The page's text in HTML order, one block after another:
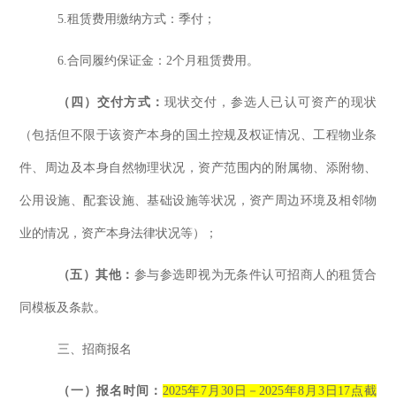
5.租赁费用缴纳方式： 季付 ；
6.合同履约保证金： 2个月租赁费用 。
（ 四 ）交付方式： 现状交付，参选 人已认可资产的现状
（包括但不限于该资产本身的国土控规及权证情况、工程物业条
件、周边及本身自然物理状况，资产范围内的附属物、添附物、
公用设施、配套设施、基础设施等状况，资产周边环境及相邻物
业的情况，资产本身法律状况等）；
（五 ）其他： 参与参选即视为无条件认可招商人 的租赁合
同模板及条款。
三、 招商报名
（一）报名时间： 2025年7 月 30日－2025年8月3日17点截